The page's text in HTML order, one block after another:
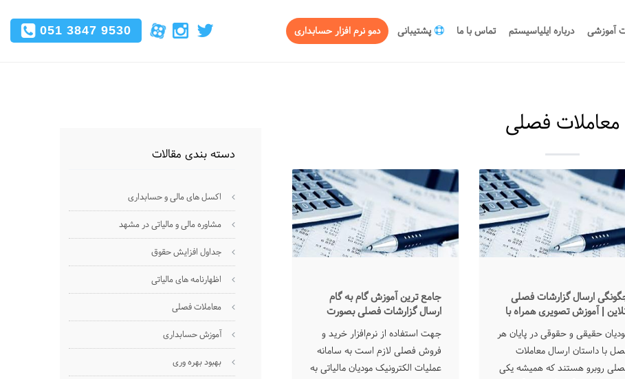
051 3847 9530 آموزشی درباره ایلیاسیستم تماس با ما پشتیبانی دمو نرم افزار حسابداری
معاملات فصلی
ارسال گزارشات فصلی
| آموزش تصویری همراه با
حقیقی و حقوقی در پایان هر
با داستان ارسال معاملات
روبرو هستند که همیشه یکی
جامع ترین آموزش گام به گام
ارسال گزارشات فصلی بصورت
جهت استفاده از نرم‌افزار خرید و
فروش فصلی لازم است به سامانه
عملیات الکترونیک مودیان مالیاتی به
دسته بندی مقالات
اکسل های مالی و حسابداری
مشاوره مالی و مالیاتی در مشهد
جداول افزایش حقوق
اظهارنامه های مالیاتی
معاملات فصلی
آموزش حسابداری
بهبود بهره وری